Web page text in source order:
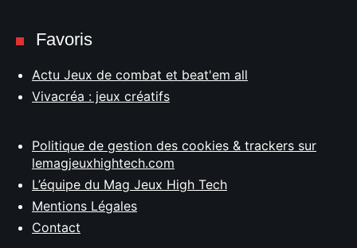
Favoris
Actu Jeux de combat et beat'em all
Vivacréa : jeux créatifs
Politique de gestion des cookies & trackers sur
lemagjeuxhightech.com
L’équipe du Mag Jeux High Tech
Mentions Légales
Contact